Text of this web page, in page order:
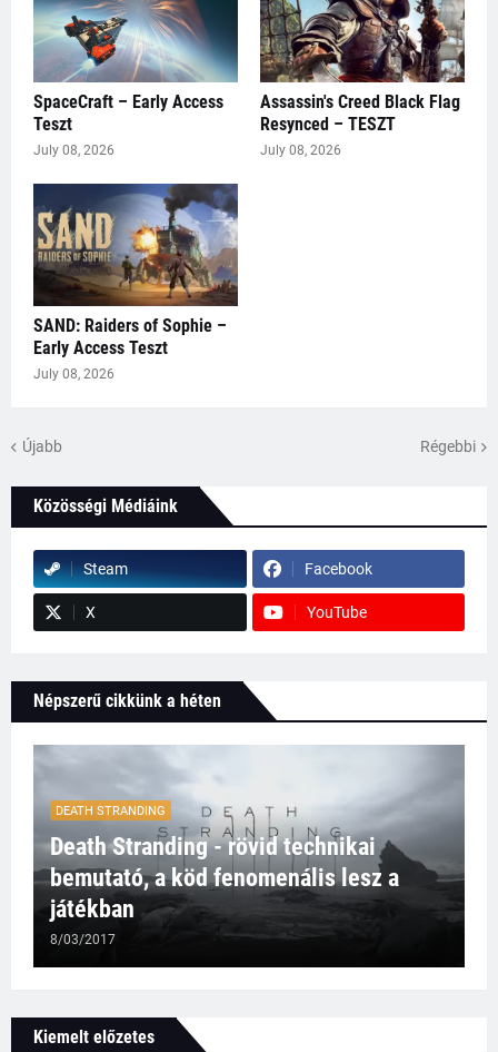
SpaceCraft – Early Access
Teszt
July 08, 2026
Assassin's Creed Black Flag
Resynced – TESZT
July 08, 2026
SAND: Raiders of Sophie –
Early Access Teszt
July 08, 2026
Újabb Régebbi
Közösségi Médiáink
Steam Facebook
X YouTube
Népszerű cikkünk a héten
DEATH STRANDING
Death Stranding - rövid technikai
bemutató, a köd fenomenális lesz a
játékban
8/03/2017
Kiemelt előzetes